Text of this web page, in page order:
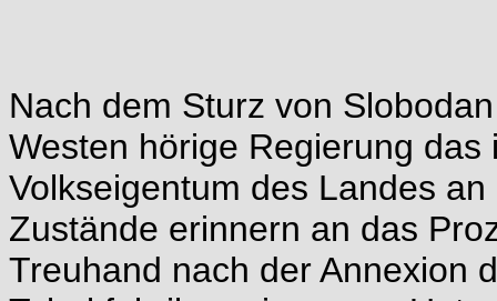
Nach dem Sturz von
Westen hörige Regierung
Volkseigentum des Landes
Zustände erinnern an das
Treuhand nach der Annexion